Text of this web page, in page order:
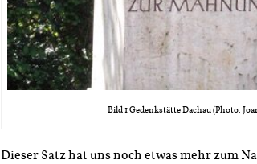
Bild 1 Gedenkstätte Dachau (Photo:
Dieser Satz hat uns noch etwas mehr zum